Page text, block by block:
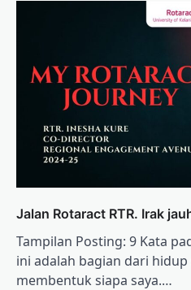
Jalan Rotaract RTR. Irak
Tampilan Posting: 9 Kata
ini adalah bagian dari hidup
membentuk siapa saya.…